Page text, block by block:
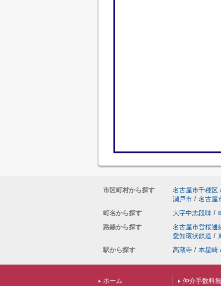
市区町村から探す 名古屋市千種区
瀬戸市 / 名古屋
町名から探す
大字中志段味 /
路線から探す
名古屋市営桜通
愛知環状鉄道 /
駅から探す
高蔵寺 / 本星崎
ホーム 仲介手数料